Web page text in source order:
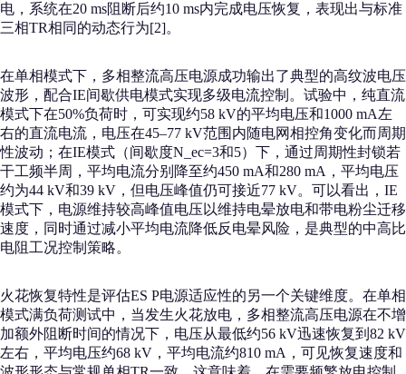
电，系统在20 ms阻断后约10 ms内完成电压恢复，表现出与标准
三相TR相同的动态行为[2]。
在单相模式下，多相整流高压电源成功输出了典型的高纹波电压
波形，配合IE间歇供电模式实现多级电流控制。试验中，纯直流
模式下在50%负荷时，可实现约58 kV的平均电压和1000 mA左
右的直流电流，电压在45–77 kV范围内随电网相控角变化而周期
性波动；在IE模式（间歇度N_ec=3和5）下，通过周期性封锁若
干工频半周，平均电流分别降至约450 mA和280 mA，平均电压
约为44 kV和39 kV，但电压峰值仍可接近77 kV。可以看出，IE
模式下，电源维持较高峰值电压以维持电晕放电和带电粉尘迁移
速度，同时通过减小平均电流降低反电晕风险，是典型的中高比
电阻工况控制策略。
火花恢复特性是评估ES P电源适应性的另一个关键维度。在单相
模式满负荷测试中，当发生火花放电，多相整流高压电源在不增
加额外阻断时间的情况下，电压从最低约56 kV迅速恢复到82 kV
左右，平均电压约68 kV，平均电流约810 mA，可见恢复速度和